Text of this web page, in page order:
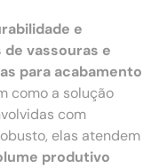
e
vassouras e
para acabamento
como a solução
com
elas atendem
produtivo